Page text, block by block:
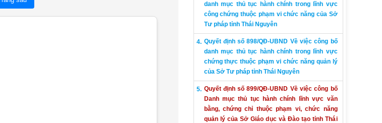
danh mục thủ tục hành chính trong lĩnh vực
công chứng thuộc phạm vi chức năng của Sở
Tư pháp tỉnh Thái Nguyên
Quyết định số 898/QĐ-UBND Về việc công bố
danh mục thủ tục hành chính trong lĩnh vực
chứng thực thuộc phạm vi chức năng quản lý
của Sở Tư pháp tỉnh Thái Nguyên
Quyết định số 899/QĐ-UBND Về việc công bố
Danh mục thủ tục hành chính lĩnh vực văn
bằng, chứng chỉ thuộc phạm vi, chức năng
quản lý của Sở Giáo dục và Đào tạo tỉnh Thái